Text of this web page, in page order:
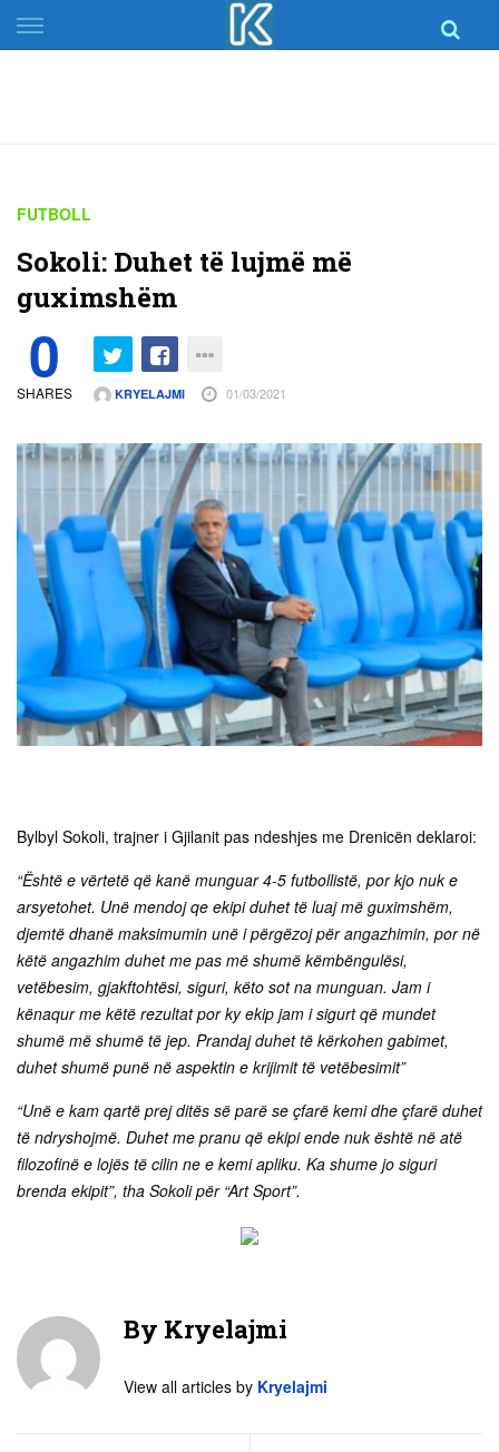
Skip
to
FUTBOLL
Sokoli: Duhet të lujmë më
guximshëm
0
SHARES KRYELAJMI 01/03/2021
Bylbyl Sokoli, trajner i Gjilanit pas ndeshjes me Drenicën deklaroi:
“Është e vërtetë që kanë munguar 4-5 futbollistë, por kjo nuk e
arsyetohet. Unë mendoj qe ekipi duhet të luaj më guximshëm,
djemtë dhanë maksimumin unë i përgëzoj për angazhimin, por në
këtë angazhim duhet me pas më shumë këmbëngulësi,
vetëbesim, gjakftohtësi, siguri, këto sot na munguan. Jam i
kënaqur me këtë rezultat por ky ekip jam i sigurt që mundet
shumë më shumë të jep. Prandaj duhet të kërkohen gabimet,
duhet shumë punë në aspektin e krijimit të vetëbesimit”
“Unë e kam qartë prej ditës së parë se çfarë kemi dhe çfarë duhet
të ndryshojmë. Duhet me pranu që ekipi ende nuk është në atë
filozofinë e lojës të cilin ne e kemi apliku. Ka shume jo siguri
brenda ekipit”, tha Sokoli për “Art Sport”.
By Kryelajmi
View all articles by Kryelajmi